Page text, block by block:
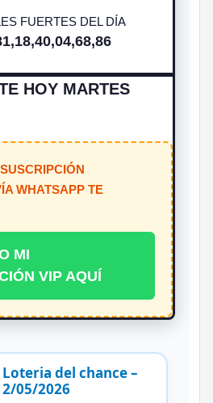
FUERTES DEL DÍA
HOY MARTES
WHATSAPP TE
MI
VIP AQUÍ
del chance –
05/2026